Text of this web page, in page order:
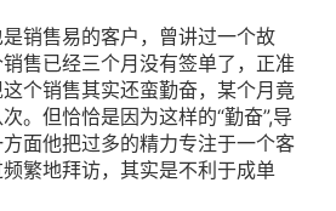
销售易的客户，曾讲过一个故
售已经三个月没有签单了，正准
个销售其实还蛮勤奋，某个月竟
。但恰恰是因为这样的“勤奋”,导
面他把过多的精力专注于一个客
繁地拜访，其实是不利于成单